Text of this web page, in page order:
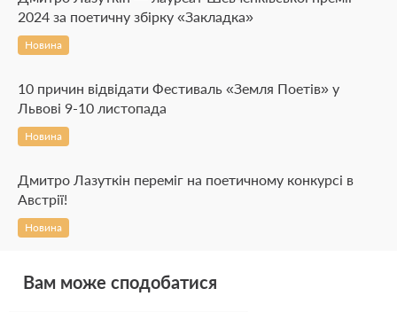
2024 за поетичну збірку «Закладка»
Новина
10 причин відвідати Фестиваль «Земля Поетів» у
Львові 9-10 листопада
Новина
Дмитро Лазуткін переміг на поетичному конкурсі в
Австрії!
Новина
Вам може сподобатися